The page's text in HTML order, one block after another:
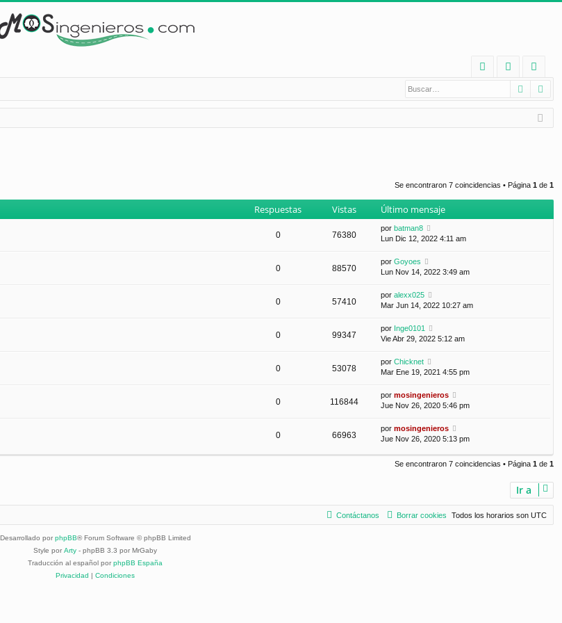
Q
nt
ifi
eg
ist
ra
Buscar
Se encontraron 7 coincidencias • Página 1 de 1
Respuestas Vistas Último mensaje
0 76380
por batman8
Lun Dic 12, 2022 4:11 am
0 88570
por Goyoes
Lun Nov 14, 2022 3:49 am
0 57410
por alexx025
Mar Jun 14, 2022 10:27 am
0 99347
por Inge0101
Vie Abr 29, 2022 5:12 am
0 53078
por Chicknet
Mar Ene 19, 2021 4:55 pm
0 116844
por mosingenieros
Jue Nov 26, 2020 5:46 pm
0 66963
por mosingenieros
Jue Nov 26, 2020 5:13 pm
Se encontraron 7 coincidencias • Página 1 de 1
Ir a
Todos los horarios son UTC
Borrar cookies
Contáctanos
Desarrollado por phpBB® Forum Software © phpBB Limited
Style por Arty - phpBB 3.3 por MrGaby
Traducción al español por phpBB España
Privacidad
Condiciones